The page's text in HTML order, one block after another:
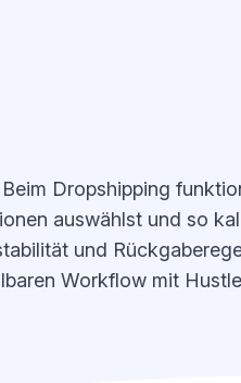
Dropshipping
auswählst und so
und
Workflow mit